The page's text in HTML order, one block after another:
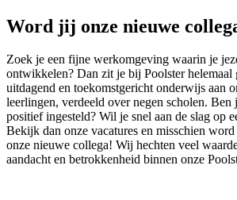
Word jij onze nieuwe
Zoek je een fijne werkomgeving waarin je
ontwikkelen? Dan zit je bij Poolster helemaal
uitdagend en toekomstgericht onderwijs aan
leerlingen, verdeeld over negen scholen. Ben
positief ingesteld? Wil je snel aan de slag op
Bekijk dan onze vacatures en misschien
onze nieuwe collega! Wij hechten veel
aandacht en betrokkenheid binnen onze